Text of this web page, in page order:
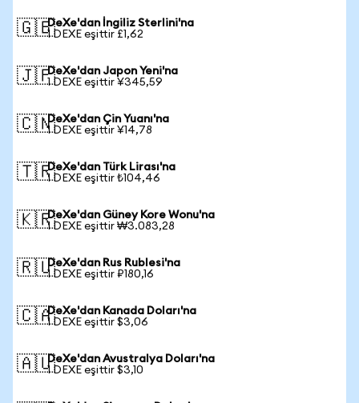
🇬🇧DeXe'dan İngiliz Sterlini'na
1 DEXE eşittir £1,62
🇯🇵DeXe'dan Japon Yeni'na
1 DEXE eşittir ¥345,59
🇨🇳DeXe'dan Çin Yuanı'na
1 DEXE eşittir ¥14,78
🇹🇷DeXe'dan Türk Lirası'na
1 DEXE eşittir ₺104,46
🇰🇷DeXe'dan Güney Kore Wonu'na
1 DEXE eşittir ₩3.083,28
🇷🇺DeXe'dan Rus Rublesi'na
1 DEXE eşittir ₽180,16
🇨🇦DeXe'dan Kanada Doları'na
1 DEXE eşittir $3,06
🇦🇺DeXe'dan Avustralya Doları'na
1 DEXE eşittir $3,10